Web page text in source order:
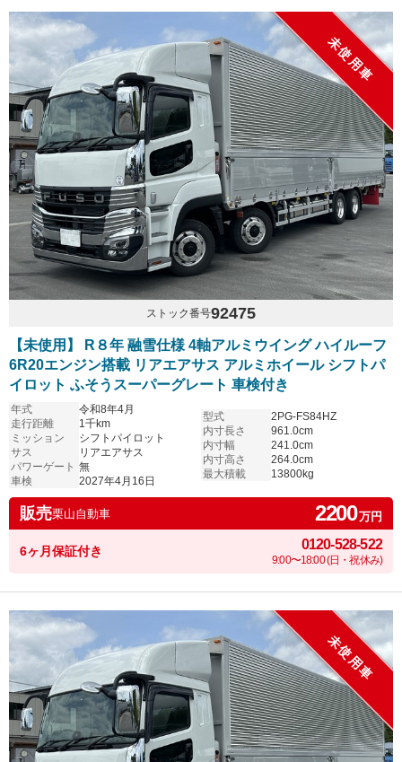
未使用車
ストック番号92475
【未使用】 R８年 融雪仕様 4軸アルミウイング ハイルーフ
6R20エンジン搭載 リアエアサス アルミホイール シフトパ
イロット ふそうスーパーグレート 車検付き
年式
令和8年4月
走行距離
1千km
ミッション
シフトパイロット
サス
リアエアサス
パワーゲート 無
車検
2027年4月16日
型式
2PG-FS84HZ
内寸長さ
961.0cm
内寸幅
241.0cm
内寸高さ
264.0cm
最大積載
13800kg
販売栗山自動車 2200万円
6ヶ月保証付き 0120-528-522
9:00〜18:00 (日・祝休み)
未使用車